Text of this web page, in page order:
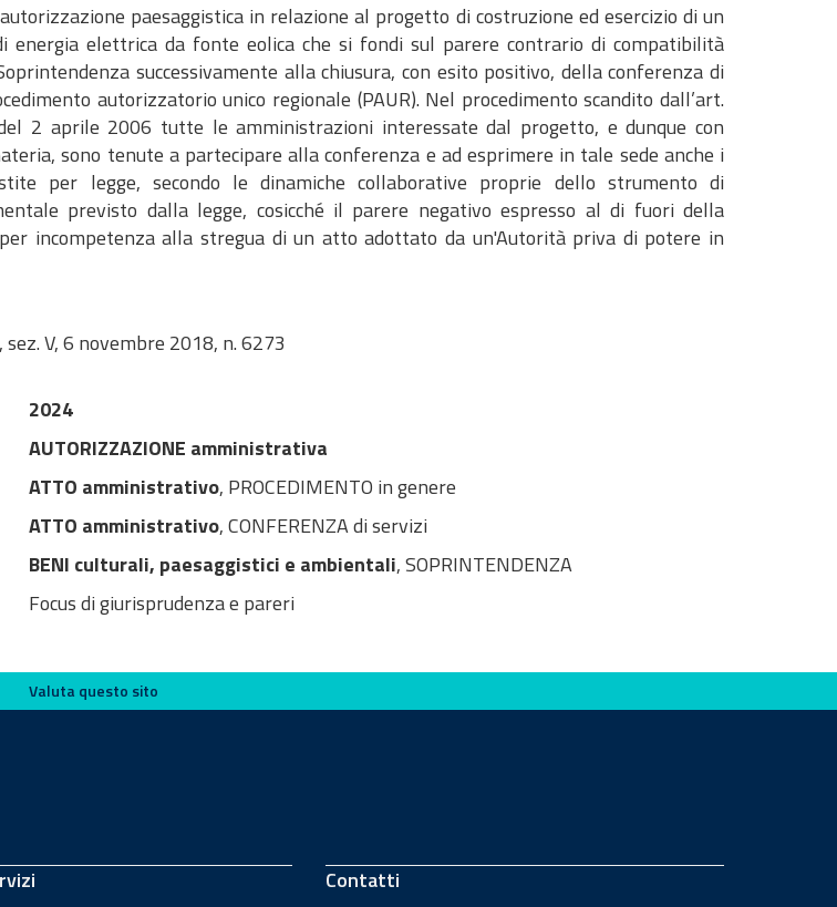
paesaggistica in relazione al progetto di costruzione ed esercizio di un
energia elettrica da fonte eolica che si fondi sul parere contrario di compatibilità
successivamente alla chiusura, con esito positivo, della conferenza di
autorizzatorio unico regionale (PAUR). Nel procedimento scandito dall’art.
2 aprile 2006 tutte le amministrazioni interessate dal progetto, e dunque con
sono tenute a partecipare alla conferenza e ad esprimere in tale sede anche i
per legge, secondo le dinamiche collaborative proprie dello strumento di
previsto dalla legge, cosicché il parere negativo espresso al di fuori della
incompetenza alla stregua di un atto adottato da un'Autorità priva di potere in
V, 6 novembre 2018, n. 6273
2024
AUTORIZZAZIONE amministrativa
ATTO amministrativo, PROCEDIMENTO in genere
ATTO amministrativo, CONFERENZA di servizi
BENI culturali, paesaggistici e ambientali, SOPRINTENDENZA
Focus di giurisprudenza e pareri
Valuta questo sito
Contatti